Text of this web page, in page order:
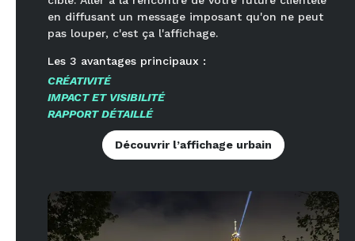
en diffusant un message imposant qu'on ne peut
pas louper, c'est ça l'affichage.
Les 3 avantages principaux :
CRÉATIVITÉ
IMPACT ET VISIBILITÉ
RAPPORT DÉTAILLÉ
Découvrir l’affichage urbain